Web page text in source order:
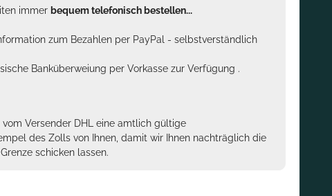
immer bequem telefonisch bestellen...
zum Bezahlen per PayPal - selbstverständlich
Banküberweiung per Vorkasse zur Verfügung .
vom Versender DHL eine amtlich gültige
des Zolls von Ihnen, damit wir Ihnen nachträglich die
schicken lassen.